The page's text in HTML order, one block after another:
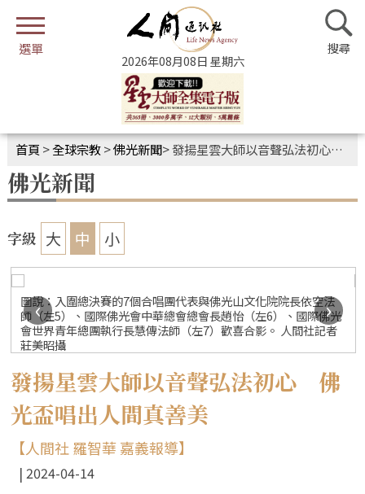
2026年08月08日 星期六
首頁 >全球宗教>佛光新聞>發揚星雲大師以音聲弘法初心 佛光盃唱出人間真善美
佛光新聞
字級 大 中 小
圖說：入圍總決賽的7個合唱團代表與佛光山文化院院長依空法
師（左5）、國際佛光會中華總會總會長趙怡（左6）、國際佛光
會世界青年總團執行長慧傳法師（左7）歡喜合影。 人間社記者
莊美昭攝
‹ ›
發揚星雲大師以音聲弘法初心 佛
光盃唱出人間真善美
【人間社 羅智華 嘉義報導】
2024-04-14